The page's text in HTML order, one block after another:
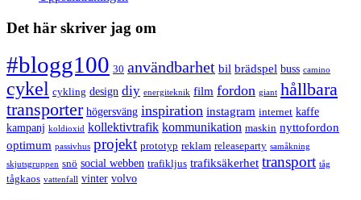
Det här skriver jag om
#blogg100 30 användbarhet bil brädspel buss camino
cykel cykling design diy energiteknik film fordon giant hållbara
transporter högersväng inspiration instagram internet kaffe
kampanj koldioxid kollektivtrafik kommunikation maskin nyttofordon
optimum passivhus projekt prototyp reklam releaseparty samåkning
skjutsgruppen snö social webben trafikljus trafiksäkerhet transport tåg
tågkaos vattenfall vinter volvo